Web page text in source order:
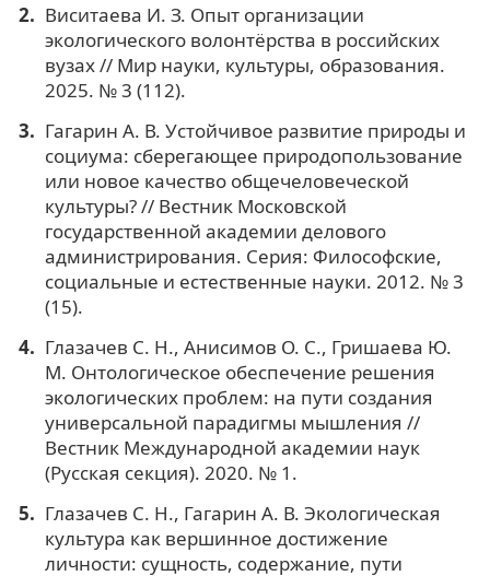
Виситаева И. З. Опыт организации
экологического волонтёрства в российских
вузах // Мир науки, культуры, образования.
2025. № 3 (112).
Гагарин А. В. Устойчивое развитие природы и
социума: сберегающее природопользование
или новое качество общечеловеческой
культуры? // Вестник Московской
государственной академии делового
администрирования. Серия: Философские,
социальные и естественные науки. 2012. № 3
(15).
Глазачев С. Н., Анисимов О. С., Гришаева Ю.
М. Онтологическое обеспечение решения
экологических проблем: на пути создания
универсальной парадигмы мышления //
Вестник Международной академии наук
(Русская секция). 2020. № 1.
Глазачев С. Н., Гагарин А. В. Экологическая
культура как вершинное достижение
личности: сущность, содержание, пути